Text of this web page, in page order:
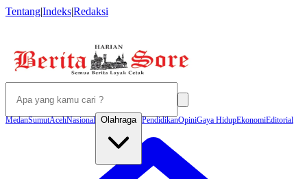
Tentang|Indeks|Redaksi
MedanSumutAcehNasional Olahraga PendidikanOpiniGaya HidupEkonomiEditorial